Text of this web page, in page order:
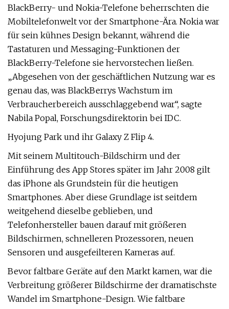
BlackBerry- und Nokia-Telefone beherrschten die
Mobiltelefonwelt vor der Smartphone-Ära. Nokia war
für sein kühnes Design bekannt, während die
Tastaturen und Messaging-Funktionen der
BlackBerry-Telefone sie hervorstechen ließen.
„Abgesehen von der geschäftlichen Nutzung war es
genau das, was BlackBerrys Wachstum im
Verbraucherbereich ausschlaggebend war“, sagte
Nabila Popal, Forschungsdirektorin bei IDC.
Hyojung Park und ihr Galaxy Z Flip 4.
Mit seinem Multitouch-Bildschirm und der
Einführung des App Stores später im Jahr 2008 gilt
das iPhone als Grundstein für die heutigen
Smartphones. Aber diese Grundlage ist seitdem
weitgehend dieselbe geblieben, und
Telefonhersteller bauen darauf mit größeren
Bildschirmen, schnelleren Prozessoren, neuen
Sensoren und ausgefeilteren Kameras auf.
Bevor faltbare Geräte auf den Markt kamen, war die
Verbreitung größerer Bildschirme der dramatischste
Wandel im Smartphone-Design. Wie faltbare